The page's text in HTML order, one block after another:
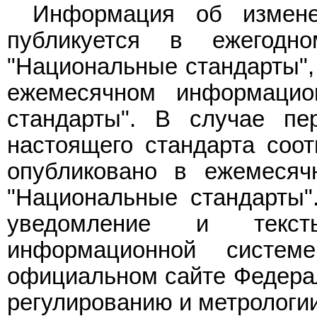
Информация об
публикуется в
"Национальные
ежемесячном
стандарты". В случае
настоящего стандарта
опубликовано в
"Национальные
уведомление и
информационной
официальном сайте
регулированию и